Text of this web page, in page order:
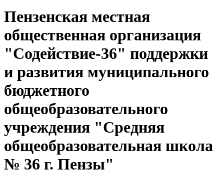
Пензенская местная
общественная организация
"Содействие-36" поддержки
и развития муниципального
бюджетного
общеобразовательного
учреждения "Средняя
общеобразовательная школа
№ 36 г. Пензы"